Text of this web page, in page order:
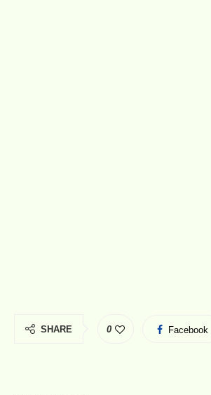
SHARE 0 Facebook